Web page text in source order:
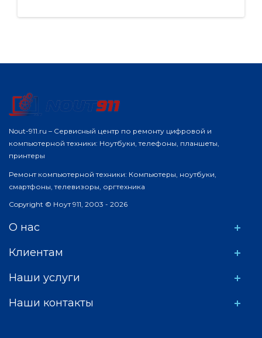
Nout-911.ru – Сервисный центр по ремонту цифровой и
компьютерной техники: Ноутбуки, телефоны, планшеты,
принтеры
Ремонт компьютерной техники: Компьютеры, ноутбуки,
смартфоны, телевизоры, оргтехника
Copyright © Ноут 911, 2003 - 2026
О нас
Клиентам
Наши услуги
Наши контакты